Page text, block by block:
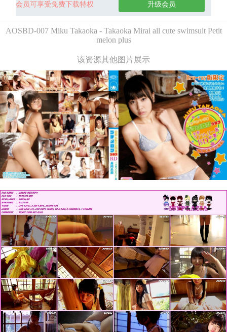
会员可享受免费下载特权 升级会员
AOSBD-007 Miku Takaoka - Takaoka Mirai all cute swimsuit Petit
melon plus
该资源其他图片展示